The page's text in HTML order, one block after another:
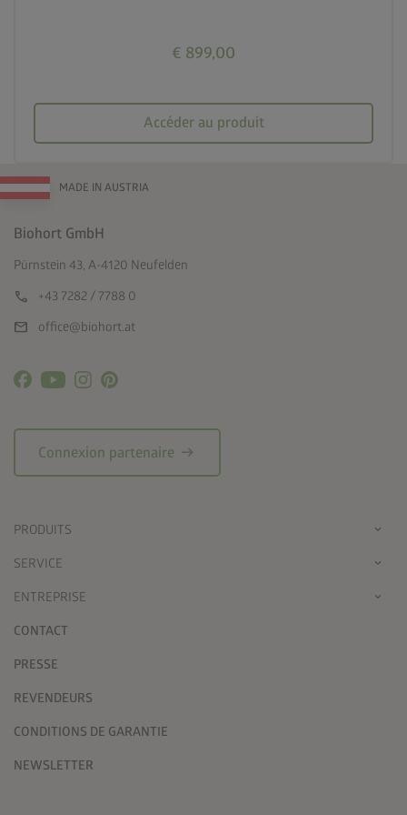
€ 899,00
Accéder au produit
MADE IN AUSTRIA
Biohort GmbH
Pürnstein 43, A-4120 Neufelden
call +43 7282 / 7788 0
mail office@biohort.at
Connexion partenaire arrow_right_alt
PRODUITS
SERVICE
ENTREPRISE
CONTACT
PRESSE
REVENDEURS
CONDITIONS DE GARANTIE
NEWSLETTER